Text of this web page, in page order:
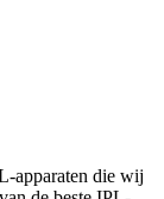
apparaten die wij